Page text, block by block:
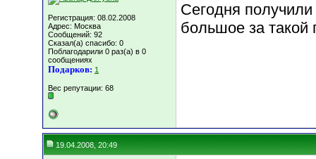
Регистрация: 08.02.2008
Адрес: Москва
Сообщений: 92
Сказал(а) спасибо: 0
Поблагодарили 0 раз(а) в 0
сообщениях
Подарков: 1
Вес репутации: 68
Сегодня
большое за такой
19.04.2008, 20:49